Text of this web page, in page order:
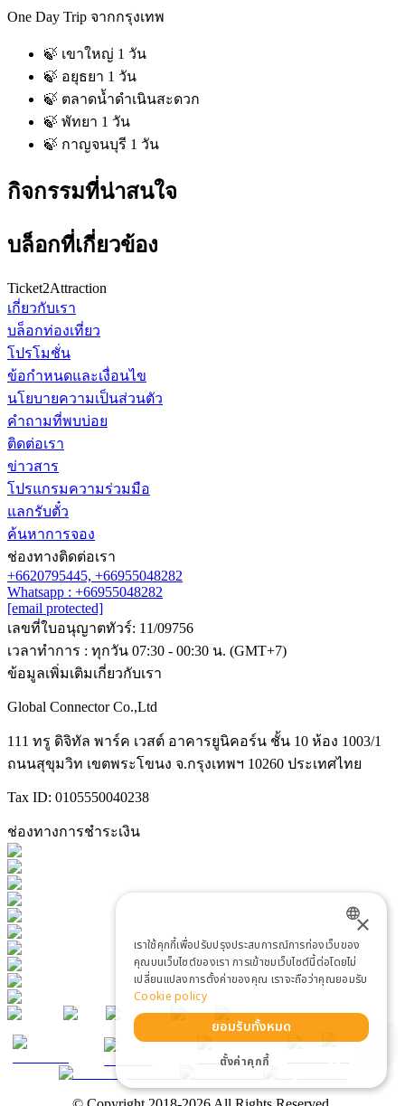
One Day Trip จากกรุงเทพ
🍃 เขาใหญ่ 1 วัน
🍃 อยุธยา 1 วัน
🍃 ตลาดน้ำดำเนินสะดวก
🍃 พัทยา 1 วัน
🍃 กาญจนบุรี 1 วัน
กิจกรรมที่น่าสนใจ
บล็อกที่เกี่ยวข้อง
Ticket2Attraction
เกี่ยวกับเรา
บล็อกท่องเที่ยว
โปรโมชั่น
ข้อกำหนดและเงื่อนไข
นโยบายความเป็นส่วนตัว
คำถามที่พบบ่อย
ติดต่อเรา
ข่าวสาร
โปรแกรมความร่วมมือ
แลกรับตั๋ว
ค้นหาการจอง
ช่องทางติดต่อเรา
+6620795445, +66955048282
Whatsapp : +66955048282
[email protected]
เลขที่ใบอนุญาตทัวร์: 11/09756
เวลาทำการ : ทุกวัน 07:30 - 00:30 น. (GMT+7)
ข้อมูลเพิ่มเติมเกี่ยวกับเรา
Global Connector Co.,Ltd
111 ทรู ดิจิทัล พาร์ค เวสต์ อาคารยูนิคอร์น ชั้น 10 ห้อง 1003/1
ถนนสุขุมวิท เขตพระโขนง จ.กรุงเทพฯ 10260 ประเทศไทย
Tax ID: 0105550040238
ช่องทางการชำระเงิน
ENGLISH
THAI
×
เราใช้คุกกี้เพื่อปรับปรุงประสบการณ์การท่องเว็บของ
คุณบนเว็บไซต์ของเรา การเข้าชมเว็บไซต์นี้ต่อโดยไม่
เปลี่ยนแปลงการตั้งค่าของคุณ เราจะถือว่าคุณยอมรับ
Cookie policy
ยอมรับทั้งหมด
ตั้งค่าคุกกี้